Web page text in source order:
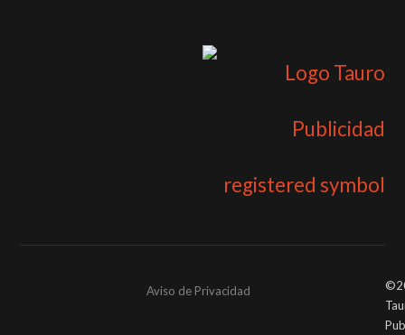
Aviso de Privacidad